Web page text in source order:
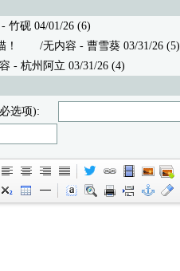
砚 04/01/26 (6)
！
/无内容 - 曹雪葵 03/31/26 (5)
杭州阿立 03/31/26 (4)
选项):